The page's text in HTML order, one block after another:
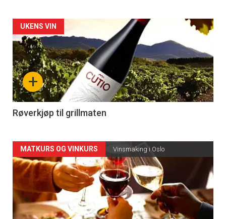
Forsiden
akkurat
nå
-
4
+
UKENS VIN
Røverkjøp til grillmaten
Forsiden
akkurat
nå
-
MATKURS OG VINKURS Vinsmaking i Oslo